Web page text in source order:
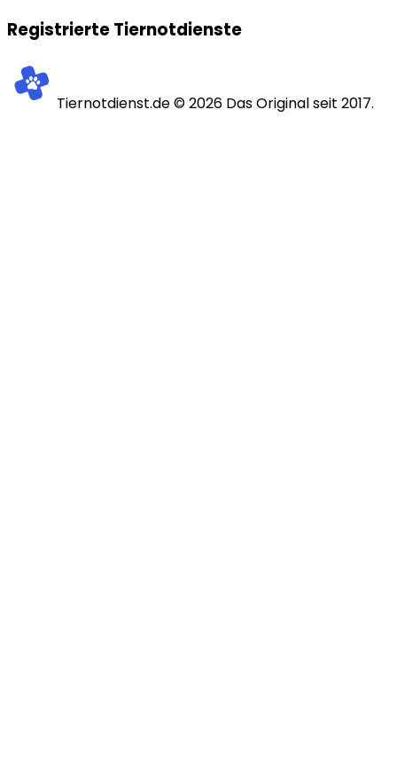
Registrierte Tiernotdienste
Tiernotdienst.de ©2026 Das Original seit 2017.